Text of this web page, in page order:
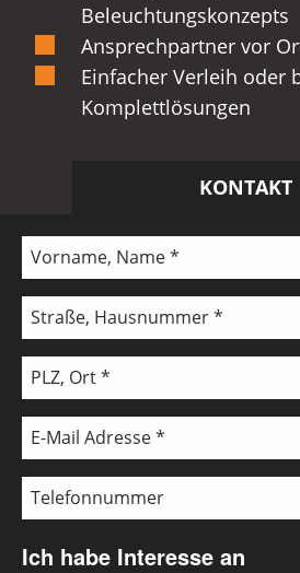
Beleuchtungskonzepts
Ansprechpartner vor
Einfacher Verleih oder
Komplettlösungen
KONTAKT
Ich habe Interesse an